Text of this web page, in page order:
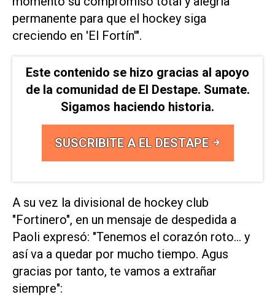
permanente para que el hockey siga
creciendo en 'El Fortín'".
Este contenido se hizo gracias al apoyo
de la comunidad de El Destape. Sumate.
Sigamos haciendo historia.
SUSCRIBITE A EL DESTAPE
A su vez la divisional de hockey club
"Fortinero", en un mensaje de despedida a
Paoli expresó: "Tenemos el corazón roto... y
así va a quedar por mucho tiempo. Agus
gracias por tanto, te vamos a extrañar
siempre":